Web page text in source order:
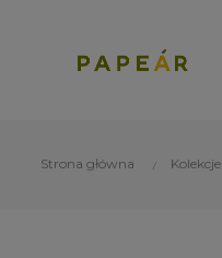
Strona główna Kolekcje